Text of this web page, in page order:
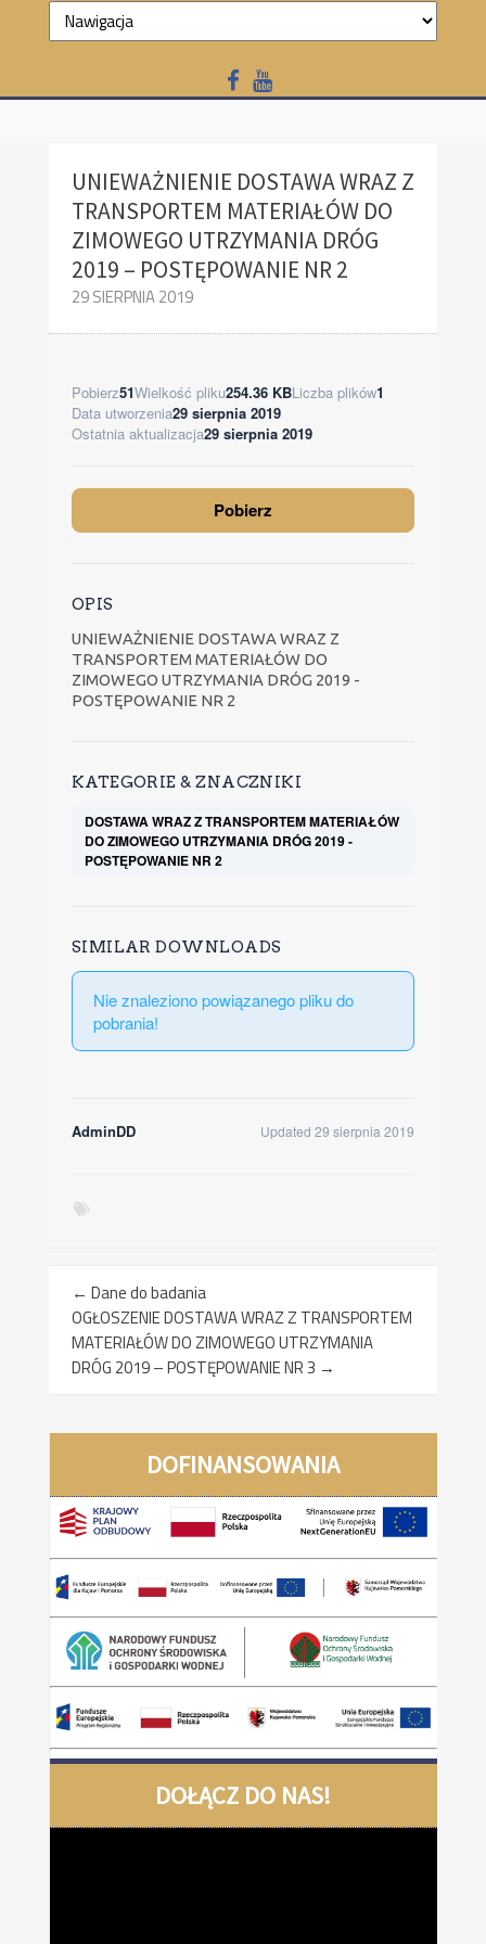
UNIEWAŻNIENIE DOSTAWA WRAZ Z
TRANSPORTEM MATERIAŁÓW DO
ZIMOWEGO UTRZYMANIA DRÓG
2019 – POSTĘPOWANIE NR 2
29 SIERPNIA 2019
Pobierz51Wielkość pliku254.36 KBLiczba plików1
Data utworzenia29 sierpnia 2019
Ostatnia aktualizacja29 sierpnia 2019
Pobierz
OPIS
UNIEWAŻNIENIE DOSTAWA WRAZ Z
TRANSPORTEM MATERIAŁÓW DO
ZIMOWEGO UTRZYMANIA DRÓG 2019 -
POSTĘPOWANIE NR 2
KATEGORIE & ZNACZNIKI
DOSTAWA WRAZ Z TRANSPORTEM MATERIAŁÓW
DO ZIMOWEGO UTRZYMANIA DRÓG 2019 -
POSTĘPOWANIE NR 2
SIMILAR DOWNLOADS
Nie znaleziono powiązanego pliku do
pobrania!
AdminDD Updated 29 sierpnia 2019
← Dane do badania
OGŁOSZENIE DOSTAWA WRAZ Z TRANSPORTEM
MATERIAŁÓW DO ZIMOWEGO UTRZYMANIA
DRÓG 2019 – POSTĘPOWANIE NR 3 →
DOFINANSOWANIA
DOŁĄCZ DO NAS!